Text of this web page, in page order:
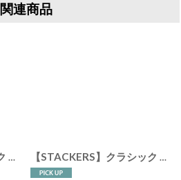
関連商品
[74513]
【STACKERS】クラシック ジュエリーボックス 4sec セージグリーン Sage Green スタッカーズ ロンドン イギリス 【STACKERS】クラシック ジュエリーボックス Open オープン セージ グリーン Sage Greenスタッカーズ ロンドン イギリス